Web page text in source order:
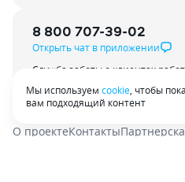
8 800 707-39-02
Открыть чат в приложении
Служба заботы о клиентах
О проектеКонтакты
Мы используем cookie , чтобы
вам подходящий контент